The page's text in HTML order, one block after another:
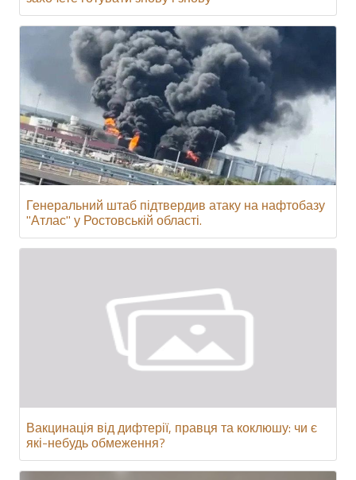
Генеральний штаб підтвердив атаку на нафтобазу
"Атлас" у Ростовській області.
Вакцинація від дифтерії, правця та коклюшу: чи є
які-небудь обмеження?